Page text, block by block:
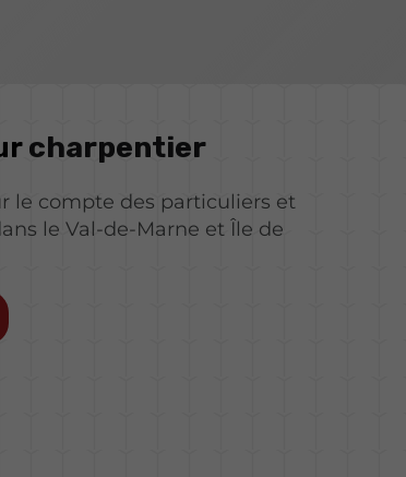
charpentier
le compte des particuliers et
le Val-de-Marne et Île de